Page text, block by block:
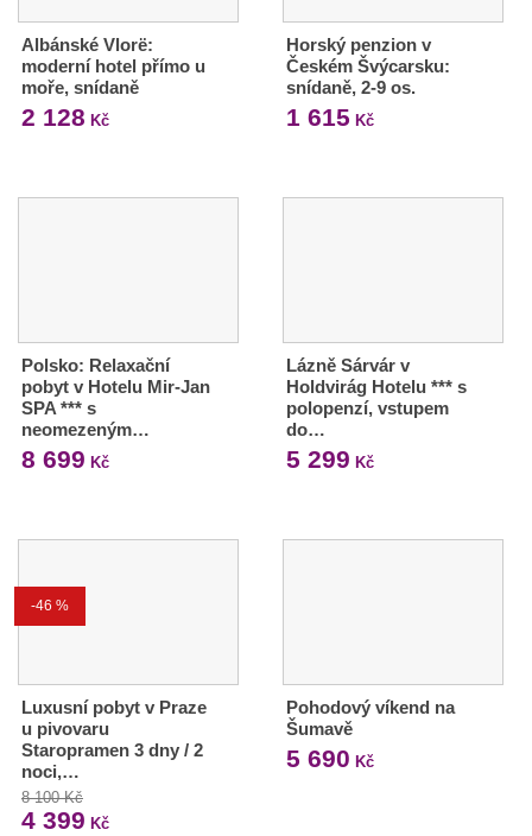
Albánské Vlorë:
moderní hotel přímo u
moře, snídaně
2 128 Kč
Horský penzion v
Českém Švýcarsku:
snídaně, 2-9 os.
1 615 Kč
Polsko: Relaxační
pobyt v Hotelu Mir-Jan
SPA *** s
neomezeným…
8 699 Kč
Lázně Sárvár v
Holdvirág Hotelu *** s
polopenzí, vstupem
do…
5 299 Kč
-46 %
Luxusní pobyt v Praze
u pivovaru
Staropramen 3 dny / 2
noci,…
8 100 Kč
4 399 Kč
Pohodový víkend na
Šumavě
5 690 Kč